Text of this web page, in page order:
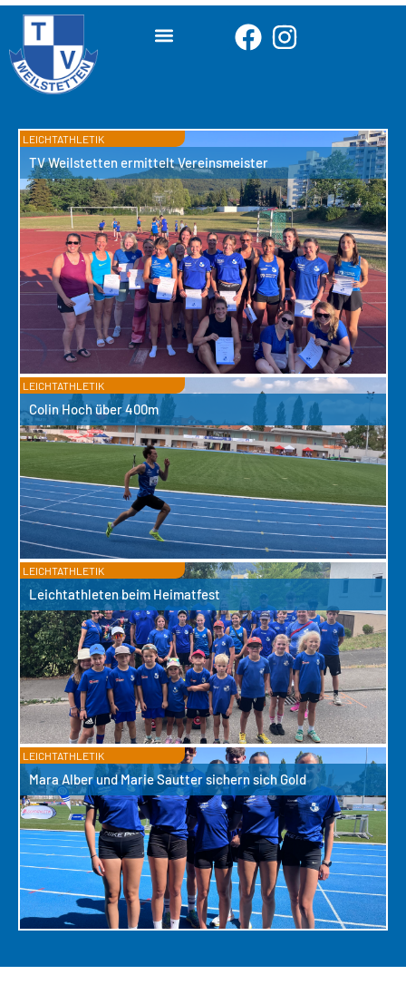
LEICHTATHLETIK
TV Weilstetten ermittelt Vereinsmeister
LEICHTATHLETIK
Colin Hoch über 400m
LEICHTATHLETIK
Leichtathleten beim Heimatfest
LEICHTATHLETIK
Mara Alber und Marie Sautter sichern sich Gold